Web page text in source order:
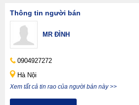
Thông tin người bán
MR ĐÌNH
0904927272
Hà Nội
Xem tất cả tin rao của người bán này >>